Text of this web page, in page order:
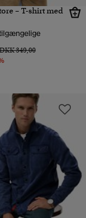
– T-shirt med
nedsat fra
349,00til